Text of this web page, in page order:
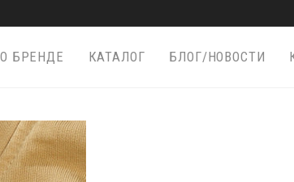
О БРЕНДЕ КАТАЛОГ БЛОГ/НОВОСТИ